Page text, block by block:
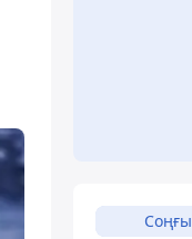
Соңғы